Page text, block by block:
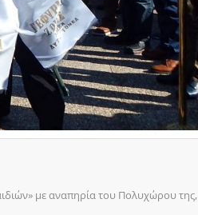
με αναπηρία του Πολυχώρου της,